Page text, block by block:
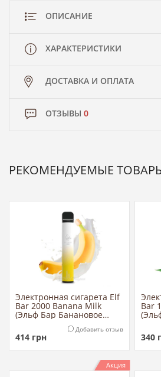
ОПИСАНИЕ
ХАРАКТЕРИСТИКИ
ДОСТАВКА И ОПЛАТА
ОТЗЫВЫ 0
РЕКОМЕНДУЕМЫЕ
Электронная сигарета Elf
Bar 2000 Banana Milk
(Эльф Бар Банановое
414 грн
Добавить отзыв
Bar
340
Акция